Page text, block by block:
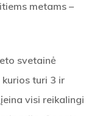
metams –
svetainė
turi 3 ir
visi reikalingi